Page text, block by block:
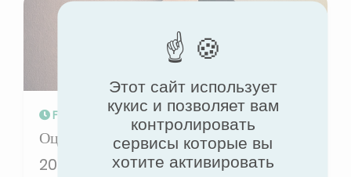
Feb 28, 2025
Оценка индекса гендерного равенства в
2024 году
Этот сайт использует
кукис и позволяет вам
контролировать
сервисы которые вы
хотите активировать